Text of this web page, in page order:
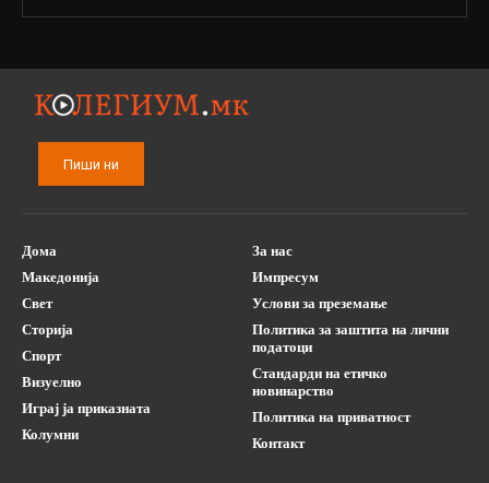
Пиши ни
Дома
Македонија
Свет
Сторија
Спорт
Визуелно
Играј ја приказната
Колумни
За нас
Импресум
Услови за преземање
Политика за заштита на лични
податоци
Стандарди на етичко
новинарство
Политика на приватност
Контакт